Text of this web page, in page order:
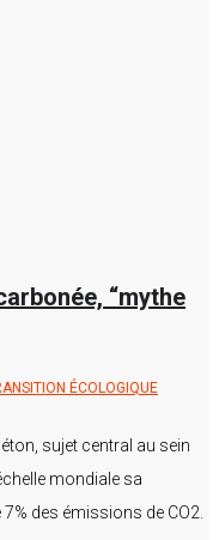
“mythe
ÉCOLOGIQUE
sujet central au sein
mondiale sa
des émissions de CO2.